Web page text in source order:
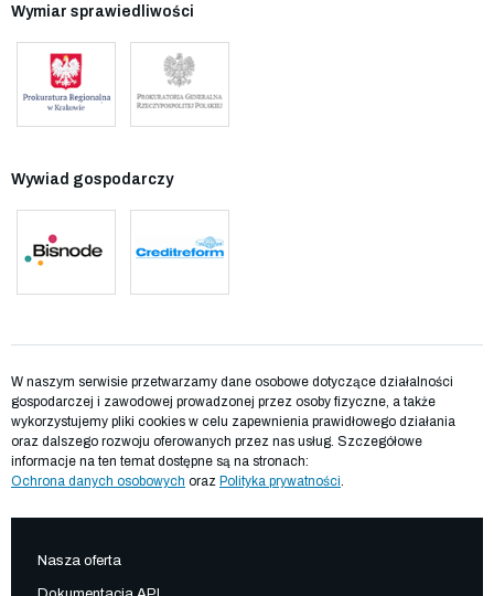
Wymiar sprawiedliwości
Wywiad gospodarczy
W naszym serwisie przetwarzamy dane osobowe dotyczące działalności
gospodarczej i zawodowej prowadzonej przez osoby fizyczne, a także
wykorzystujemy pliki cookies w celu zapewnienia prawidłowego działania
oraz dalszego rozwoju oferowanych przez nas usług. Szczegółowe
informacje na ten temat dostępne są na stronach:
Ochrona danych osobowych oraz Polityka prywatności.
Nasza oferta